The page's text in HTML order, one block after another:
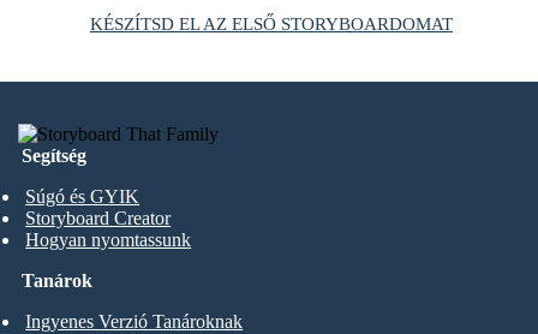
KÉSZÍTSD EL AZ ELSŐ STORYBOARDOMAT
Segítség
Súgó és GYIK
Storyboard Creator
Hogyan nyomtassunk
Tanárok
Ingyenes Verzió Tanároknak